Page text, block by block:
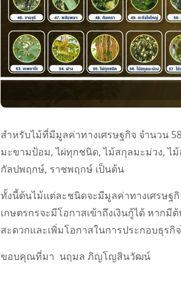
สำหรับไม้ที่มีมูลค่าทางเศรษฐกิจ จำนวน
มะขามป้อม, ไผ่ทุกชนิด, ไม้สกุลมะม่วง, ไม้
กัลปพฤกษ์, ราชพฤกษ์ เป็นต้น
ทั้งนี้ต้นไม้แต่ละชนิดจะมีมูลค่าทางเศรษฐ
เกษตรกรจะมีโอกาสเข้าถึงเงินกู้ได้ หาก
สะดวกและเพิ่มโอกาสในการประกอบธุรกิ
ขอบคุณที่มา นฤมล ภิญโญสินวัฒน์